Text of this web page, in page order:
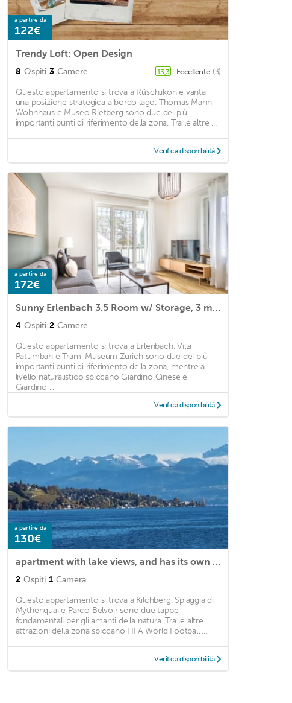
a partire da
122€
Trendy Loft: Open Design
8 Ospiti 3 Camere 13,3 Eccellente (3)
Questo appartamento si trova a Rüschlikon e vanta
una posizione strategica a bordo lago. Thomas Mann
Wohnhaus e Museo Rietberg sono due dei più
importanti punti di riferimento della zona. Tra le altre ...
Verifica disponibilità
a partire da
172€
Sunny Erlenbach 3.5 Room w/ Storage, 3 min to Market, by Blueground
4 Ospiti 2 Camere
Questo appartamento si trova a Erlenbach. Villa
Patumbah e Tram-Museum Zurich sono due dei più
importanti punti di riferimento della zona, mentre a
livello naturalistico spiccano Giardino Cinese e
Giardino ...
Verifica disponibilità
a partire da
130€
apartment with lake views, and has its own balcony... SLEEPS 2 PEOPLE
2 Ospiti 1 Camera
Questo appartamento si trova a Kilchberg. Spiaggia di
Mythenquai e Parco Belvoir sono due tappe
fondamentali per gli amanti della natura. Tra le altre
attrazioni della zona spiccano FIFA World Football ...
Verifica disponibilità